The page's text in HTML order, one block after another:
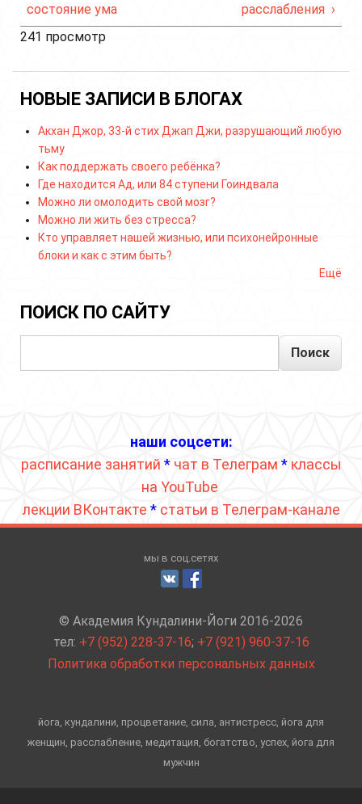
состояние ума
расслабления ›
241 просмотр
НОВЫЕ ЗАПИСИ В БЛОГАХ
Акхан Джор, 33-й стих Джап Джи, разрушающий любую
тьму
Как поддержать своего ребёнка?
Где находится Ад, или 84 ступени Гоиндвала
Можно ли омолодить свой мозг?
Можно ли жить без стресса?
Кто управляет нашей жизнью, или психонейронные
блоки и как с этим быть?
Ещё
ПОИСК ПО САЙТУ
наши соцсети:
расписание занятий * чат в Телеграм * классы
на YouTube
лекции ВКонтакте * статьи в Телеграм-канале
мы в соц.сетях
© Академия Кундалини-Йоги 2016-2026
тел: +7 (952) 228-37-16; +7 (921) 960-37-16
Политика обработки персональных данных
йога, кундалини, процветание, сила, антистресс, йога для
женщин, расслабление, медитация, богатство, успех, йога для
мужчин